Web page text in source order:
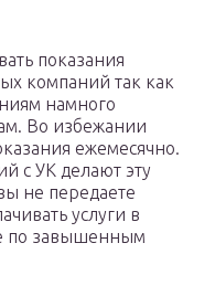
показания
компаний так как
намного
Во избежании
ежемесячно.
с УК делают эту
не передаете
услуги в
по завышенным